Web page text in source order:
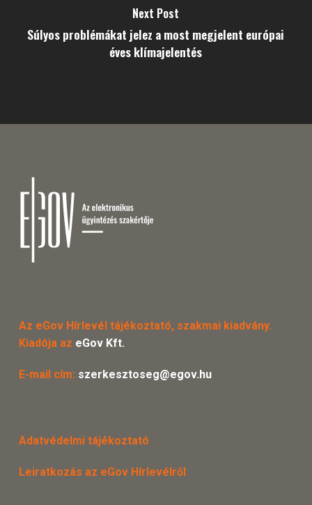
Next Post
Súlyos problémákat jelez a most megjelent európai
éves klímajelentés
Az eGov Hírlevél tájékoztató, szakmai kiadvány.
Kiadója az eGov Kft.
E-mail cím: szerkesztoseg@egov.hu
Adatvédelmi tájékoztató
Leiratkozás az eGov Hírlevélről